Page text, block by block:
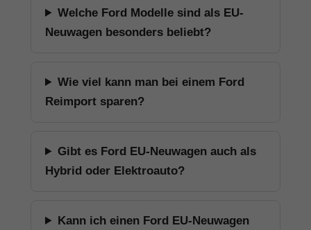
Welche Ford Modelle sind als EU-
Neuwagen besonders beliebt?
Wie viel kann man bei einem Ford
Reimport sparen?
Gibt es Ford EU-Neuwagen auch als
Hybrid oder Elektroauto?
Kann ich einen Ford EU-Neuwagen